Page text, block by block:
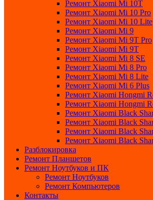
Ремонт Xiaomi Mi 10T
Ремонт Xiaomi Mi 10 Pro
Ремонт Xiaomi Mi 10 Lite
Ремонт Xiaomi Mi 9
Ремонт Xiaomi Mi 9T Pro
Ремонт Xiaomi Mi 9T
Ремонт Xiaomi Mi 8 SE
Ремонт Xiaomi Mi 8 Pro
Ремонт Xiaomi Mi 8 Lite
Ремонт Xiaomi Mi 6 Plus
Ремонт Xiaomi Hongmi
Ремонт Xiaomi Hongmi
Ремонт Xiaomi Black
Ремонт Xiaomi Black
Ремонт Xiaomi Black
Ремонт Xiaomi Black
Разблокировка
Ремонт Планшетов
Ремонт Ноутбуков и ПК
Ремонт Ноутбуков
Ремонт Компьютеров
Контакты